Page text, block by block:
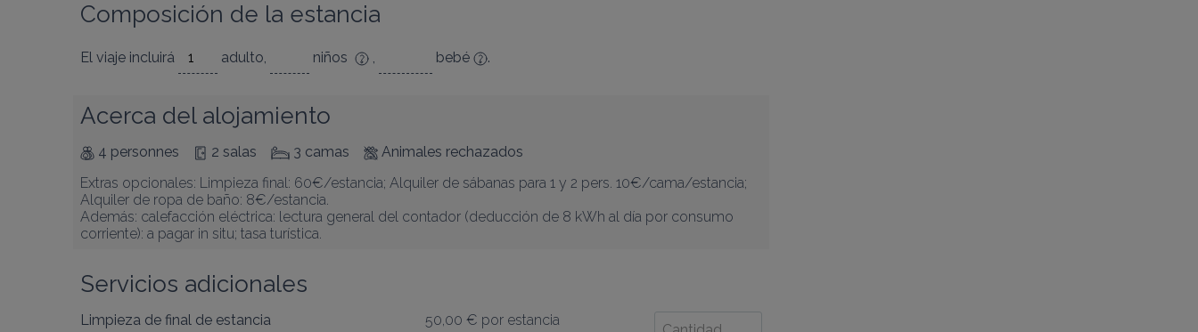
Composición de la estancia
El viaje incluirá adulto, niños , bebé .
Acerca del alojamiento
4 personnes 2 salas 3 camas
Animales rechazados
Extras opcionales: Limpieza final: 60€/estancia; Alquiler de sábanas para 1 y 2 pers. 10€/cama/estancia;
Alquiler de ropa de baño: 8€/estancia.
Además: calefacción eléctrica: lectura general del contador (deducción de 8 kWh al día por consumo
corriente): a pagar in situ; tasa turística.
Servicios adicionales
Limpieza de final de estancia 50,00 € por estancia